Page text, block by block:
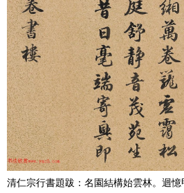
清仁宗行書題跋：名園結構始雲林。迴